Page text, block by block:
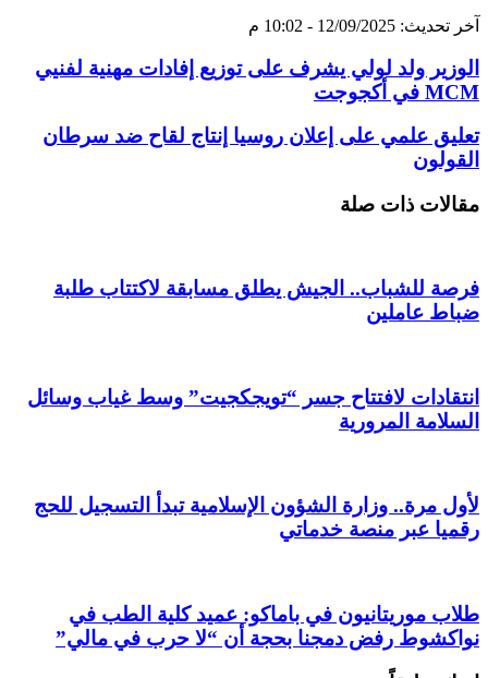
آخر تحديث: 12/09/2025 - 10:02 م
الوزير ولد لولي يشرف على توزيع إفادات مهنية لفنيي
MCM في أكجوجت
تعليق علمي على إعلان روسيا إنتاج لقاح ضد سرطان
القولون
مقالات ذات صلة
فرصة للشباب.. الجيش يطلق مسابقة لاكتتاب طلبة
ضباط عاملين
انتقادات لافتتاح جسر “تويجكجيت” وسط غياب وسائل
السلامة المرورية
لأول مرة.. وزارة الشؤون الإسلامية تبدأ التسجيل للحج
رقميا عبر منصة خدماتي
طلاب موريتانيون في باماكو: عميد كلية الطب في
نواكشوط رفض دمجنا بحجة أن “لا حرب في مالي”